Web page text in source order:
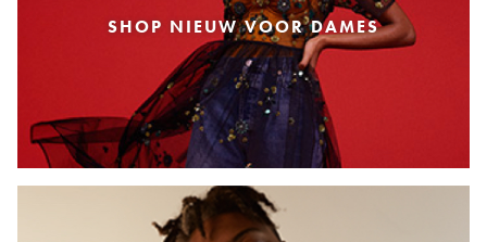
SHOP NIEUW VOOR DAMES